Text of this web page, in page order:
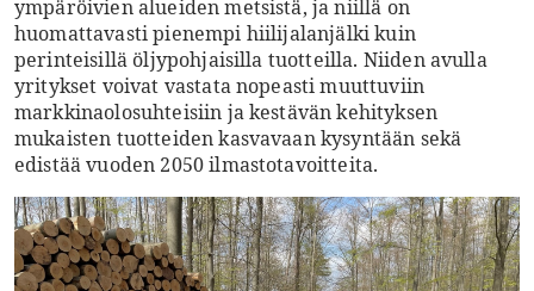
ympäröivien alueiden metsistä, ja niillä on
huomattavasti pienempi hiilijalanjälki kuin
perinteisillä öljypohjaisilla tuotteilla. Niiden avulla
yritykset voivat vastata nopeasti muuttuviin
markkinaolosuhteisiin ja kestävän kehityksen
mukaisten tuotteiden kasvavaan kysyntään sekä
edistää vuoden 2050 ilmastotavoitteita.